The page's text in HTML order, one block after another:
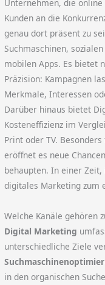
Unternehmen, die
Kunden an die
genau dort präsent zu
Suchmaschinen,
mobilen Apps. Es bietet
Präzision: Kampagnen
Merkmale, Interessen
Darüber hinaus bietet
Kosteneffizienz im
Print oder TV.
eröffnet es neue
behaupten. In einer
digitales Marketing zum
Welche Kanäle gehören
Digital Marketing
unterschiedliche Ziele
in den organischen